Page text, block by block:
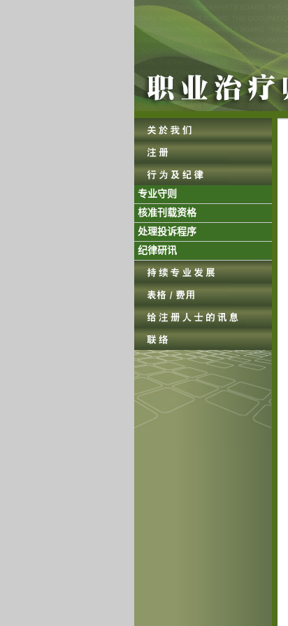
专业守则
核准刊载资格
处理投诉程序
纪律研讯